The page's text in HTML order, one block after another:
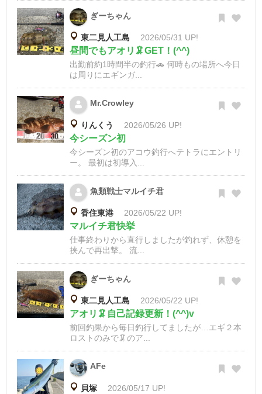
ぎーちゃん
東二見人工島 2026/05/31 UP!
昼間でもアオリ🦑GET！(^^)
出勤前約1時間半の釣行🚗 何時もの場所へ今日
は周りにエギンガ...
Mr.Crowley
りんくう 2026/05/26 UP!
今シーズン初
今シーズン初のアコウ釣行へテトラにエントリ
ー。 最初は初導入...
魚類戦士マルイチ君
香住東港 2026/05/22 UP!
マルイチ君快挙
仕事終わりから直行しましたが釣れず、休憩を
挟んで再出撃。 流...
ぎーちゃん
東二見人工島 2026/05/22 UP!
アオリ🦑自己記録更新！(^^)v
前回釣果から毎日釣行してましたが…エギ２本
ロストのみで🦑のア...
AFe
貝塚 2026/05/17 UP!